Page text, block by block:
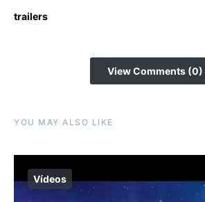
trailers
View Comments (0)
YOU MAY ALSO LIKE
Vídeos